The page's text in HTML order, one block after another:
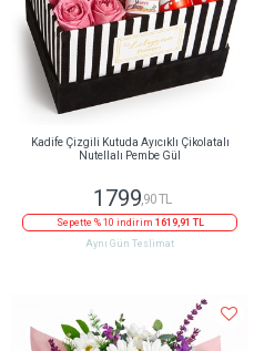
Kadife Çizgili Kutuda Ayıcıklı Çikolatalı
Nutellalı Pembe Gül
1799 ,90 TL
Sepette % 10 indirim 1619,91 TL
Aynı Gün Teslimat